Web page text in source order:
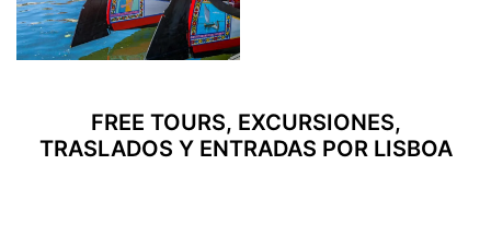
FREE TOURS, EXCURSIONES,
TRASLADOS Y ENTRADAS POR LISBOA